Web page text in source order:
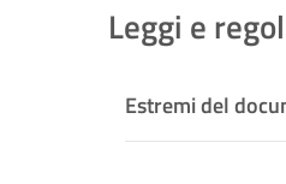
Leggi e
Estremi del